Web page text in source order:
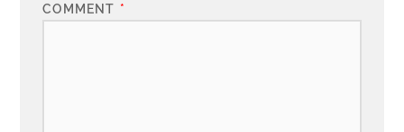
COMMENT *